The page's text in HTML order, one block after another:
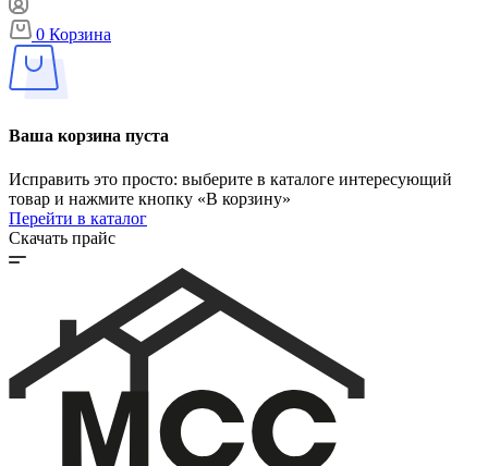
0 Корзина
Ваша корзина пуста
Исправить это просто: выберите в каталоге интересующий
товар и нажмите кнопку «В корзину»
Перейти в каталог
Скачать прайс